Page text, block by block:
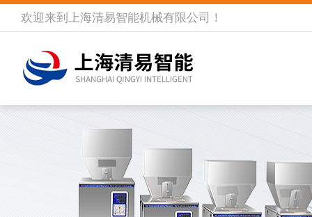
欢迎来到 上海清易智能机械有限公司 ！